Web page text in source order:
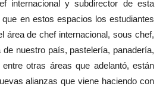
internacional y subdirector de esta
en estos espacios los estudiantes
área de chef internacional, sous chef,
nuestro país, pastelería, panadería,
otras áreas que adelantó, están
alianzas que viene haciendo con